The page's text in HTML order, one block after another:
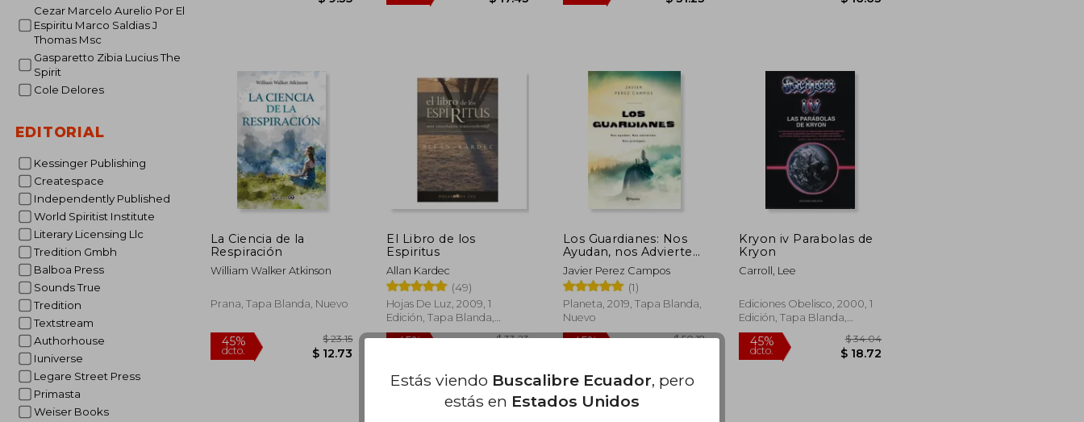
Cezar Marcelo Aurelio Por El
Espiritu Marco Saldias J
Thomas Msc
Gasparetto Zibia Lucius The
Spirit
Cole Delores
EDITORIAL
Kessinger Publishing
Createspace
Independently Published
World Spiritist Institute
Literary Licensing Llc
Tredition Gmbh
Balboa Press
Sounds True
Tredition
Textstream
Authorhouse
Iuniverse
Legare Street Press
Primasta
Weiser Books
45%
dcto.
45%
dcto.
$ 56.79
La Ciencia de la
Respiración
William Walker Atkinson
Prana, Tapa Blanda, Nuevo
El Libro de los
Espiritus
Allan Kardec
(49)
Hojas De Luz, 2009, 1
Edición, Tapa Blanda,
Nuevo
Los Guardianes: Nos
Ayudan, nos Advierten,
nos Protegen
Javier Perez Campos
(1)
Planeta, 2019, Tapa Blanda,
Nuevo
DisponibleUsado
en Buen Estado a
Kryon iv Parabolas de
Kryon
Carroll, Lee
Ediciones Obelisco, 2000, 1
Edición, Tapa Blanda,
Nuevo
Estás viendo Buscalibre Ecuador, pero
estás en Estados Unidos